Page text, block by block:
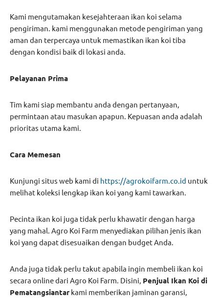
Kami mengutamakan kesejahteraan ikan koi selama
pengiriman. kami menggunakan metode pengiriman yang
aman dan terpercaya untuk memastikan ikan koi tiba
dengan kondisi baik di lokasi anda.
Pelayanan Prima
Tim kami siap membantu anda dengan pertanyaan,
permintaan atau masukan apapun. Kepuasan anda adalah
prioritas utama kami.
Cara Memesan
Kunjungi situs web kami di https://agrokoifarm.co.id untuk
melihat koleksi lengkap ikan koi yang kami tawarkan.
Pecinta ikan koi juga tidak perlu khawatir dengan harga
yang mahal. Agro Koi Farm menyediakan pilihan jenis ikan
koi yang dapat disesuaikan dengan budget Anda.
Anda juga tidak perlu takut apabila ingin membeli ikan koi
secara online dari Agro Koi Farm. Disini, Penjual Ikan Koi di
Pematangsiantar kami memberikan jaminan garansi,